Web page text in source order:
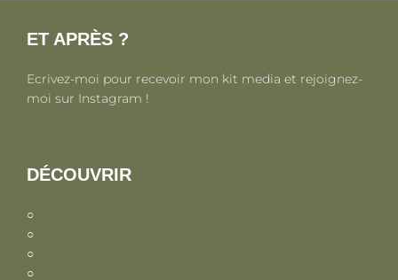
ET APRÈS ?
Ecrivez-moi pour recevoir mon kit media et rejoignez-
moi sur Instagram !
DÉCOUVRIR
○
○
○
○